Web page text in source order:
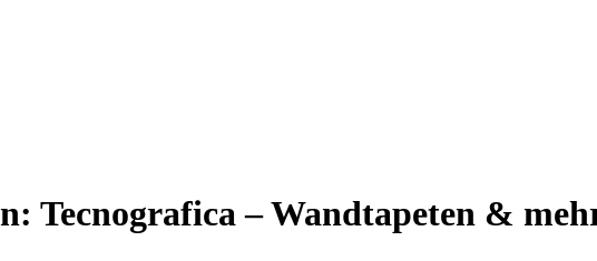
Tecnografica – Wandtapeten &